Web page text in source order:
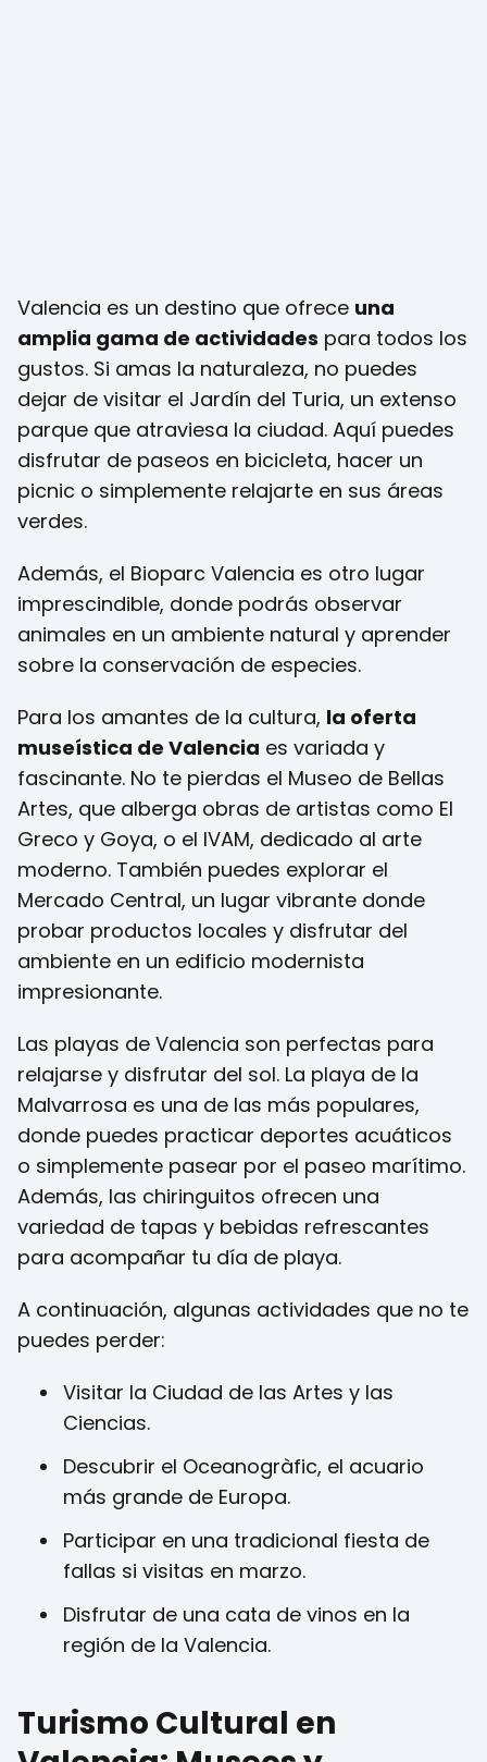
Valencia es un destino que ofrece una
amplia gama de actividades para todos los
gustos. Si amas la naturaleza, no puedes
dejar de visitar el Jardín del Turia, un extenso
parque que atraviesa la ciudad. Aquí puedes
disfrutar de paseos en bicicleta, hacer un
picnic o simplemente relajarte en sus áreas
verdes.
Además, el Bioparc Valencia es otro lugar
imprescindible, donde podrás observar
animales en un ambiente natural y aprender
sobre la conservación de especies.
Para los amantes de la cultura, la oferta
museística de Valencia es variada y
fascinante. No te pierdas el Museo de Bellas
Artes, que alberga obras de artistas como El
Greco y Goya, o el IVAM, dedicado al arte
moderno. También puedes explorar el
Mercado Central, un lugar vibrante donde
probar productos locales y disfrutar del
ambiente en un edificio modernista
impresionante.
Las playas de Valencia son perfectas para
relajarse y disfrutar del sol. La playa de la
Malvarrosa es una de las más populares,
donde puedes practicar deportes acuáticos
o simplemente pasear por el paseo marítimo.
Además, las chiringuitos ofrecen una
variedad de tapas y bebidas refrescantes
para acompañar tu día de playa.
A continuación, algunas actividades que no te
puedes perder:
Visitar la Ciudad de las Artes y las
Ciencias.
Descubrir el Oceanogràfic, el acuario
más grande de Europa.
Participar en una tradicional fiesta de
fallas si visitas en marzo.
Disfrutar de una cata de vinos en la
región de la Valencia.
Turismo Cultural en